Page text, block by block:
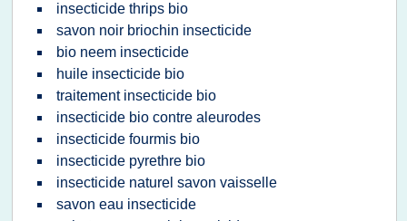
insecticide thrips bio
savon noir briochin insecticide
bio neem insecticide
huile insecticide bio
traitement insecticide bio
insecticide bio contre aleurodes
insecticide fourmis bio
insecticide pyrethre bio
insecticide naturel savon vaisselle
savon eau insecticide